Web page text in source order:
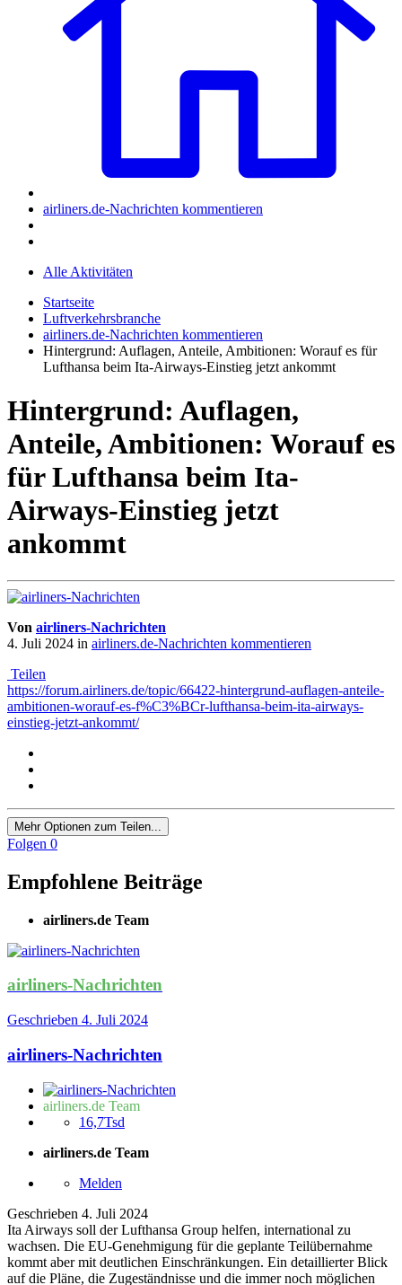
airliners.de-Nachrichten kommentieren
Alle Aktivitäten
Startseite
Luftverkehrsbranche
airliners.de-Nachrichten kommentieren
Hintergrund: Auflagen, Anteile, Ambitionen: Worauf es für
Lufthansa beim Ita-Airways-Einstieg jetzt ankommt
Hintergrund: Auflagen,
Anteile, Ambitionen: Worauf es
für Lufthansa beim Ita-
Airways-Einstieg jetzt
ankommt
Von airliners-Nachrichten
4. Juli 2024 in airliners.de-Nachrichten kommentieren
Teilen
https://forum.airliners.de/topic/66422-hintergrund-auflagen-anteile-
ambitionen-worauf-es-f%C3%BCr-lufthansa-beim-ita-airways-
einstieg-jetzt-ankommt/
Mehr Optionen zum Teilen...
Folgen 0
Empfohlene Beiträge
airliners.de Team
airliners-Nachrichten
Geschrieben 4. Juli 2024
airliners-Nachrichten
airliners.de Team
16,7Tsd
airliners.de Team
Melden
Geschrieben 4. Juli 2024
Ita Airways soll der Lufthansa Group helfen, international zu
wachsen. Die EU-Genehmigung für die geplante Teilübernahme
kommt aber mit deutlichen Einschränkungen. Ein detaillierter Blick
auf die Pläne, die Zugeständnisse und die immer noch möglichen